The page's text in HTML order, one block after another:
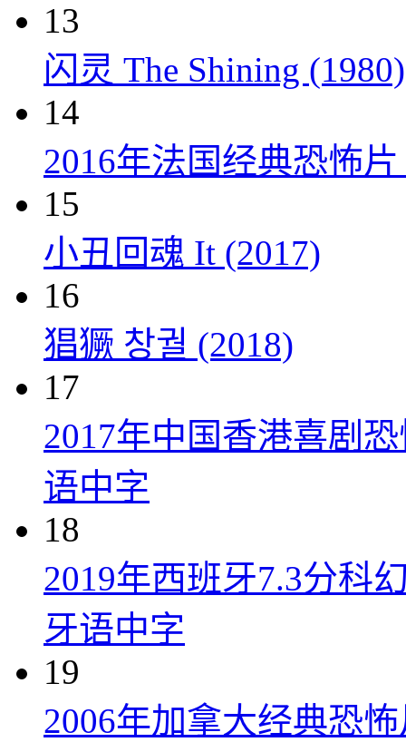
13
闪灵 The Shining (1980)
14
2016年法国经典恐怖
15
小丑回魂 It (2017)
16
猖獗 창궐 (2018)
17
2017年中国香港喜剧
语中字
18
2019年西班牙7.3分科
牙语中字
19
2006年加拿大经典恐